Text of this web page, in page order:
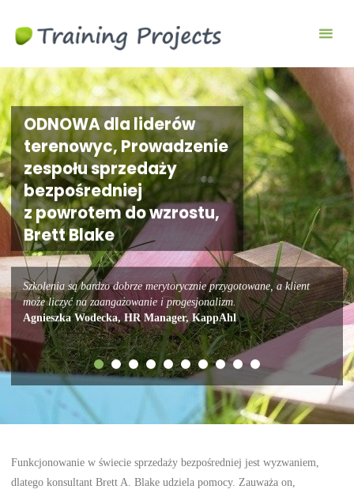
integracyjne,
team
building
ODNOWA dla liderów
terenowyc, Prowadzenie
zespołu sprzedaży
bezpośredniej
z powrotem do wzrostu,
Brett Blake
Szkolenia są bardzo dobrze merytorycznie przygotowane, a klient
może liczyć na zaangażowanie i progesjonalizm.
Agnieszka Wodecka, HR Manager, KappAhl
Funkcjonowanie w świecie sprzedaży bezpośredniej jest wyzwaniem,
dlatego konsultant Brett A. Blake udziela pomocy. Zauważa on,